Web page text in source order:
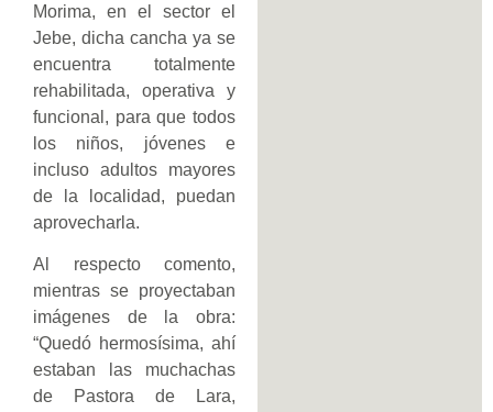
Morima, en el sector el
Jebe, dicha cancha ya se
encuentra totalmente
rehabilitada, operativa y
funcional, para que todos
los niños, jóvenes e
incluso adultos mayores
de la localidad, puedan
aprovecharla.
Al respecto comento,
mientras se proyectaban
imágenes de la obra:
“Quedó hermosísima, ahí
estaban las muchachas
de Pastora de Lara,